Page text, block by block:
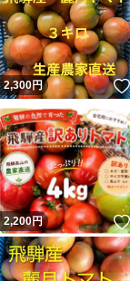
2,300円
2,200円